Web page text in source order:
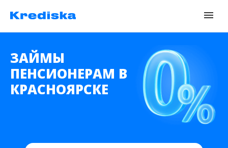
ЗАЙМЫ
ПЕНСИОНЕРАМ В
КРАСНОЯРСКЕ